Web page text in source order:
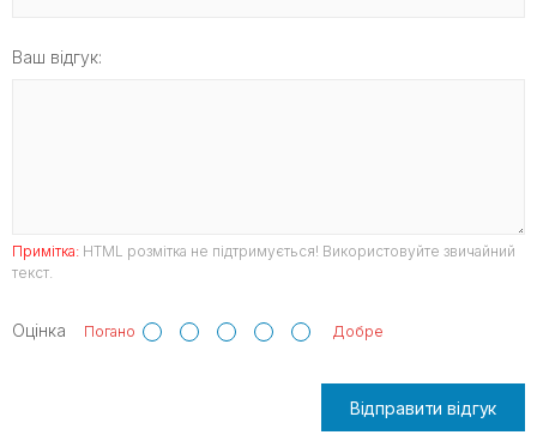
Ваш відгук:
Примітка: HTML розмітка не підтримується! Використовуйте звичайний
текст.
Оцінка Погано Добре
Відправити відгук